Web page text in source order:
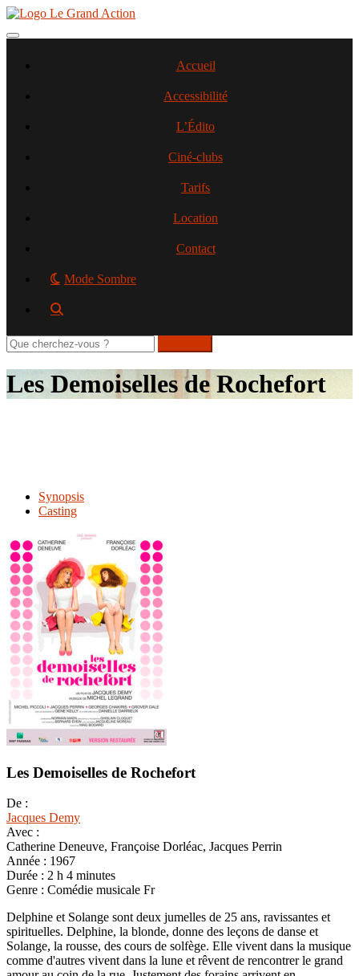
Aller
contenu
Toggle navigation
Accueil
Accessibilité
L’Édito
Ciné-clubs
Tarifs
Location
Contact
Mode Sombre
Rechercher
sur
le
site
Les Demoiselles de Rochefort
Synopsis
Casting
Les Demoiselles de Rochefort
De :
Jacques Demy
Avec :
Catherine Deneuve, Françoise Dorléac, Jacques Perrin
Année : 1967
Durée : 2 h 4 minutes
Genre : Comédie musicale Fr
Delphine et Solange sont deux jumelles de 25 ans, ravissantes et
spirituelles. Delphine, la blonde, donne des leçons de danse et
Solange, la rousse, des cours de solfège. Elle vivent dans la musique
comme d'autres vivent dans la lune et rêvent de rencontrer le grand